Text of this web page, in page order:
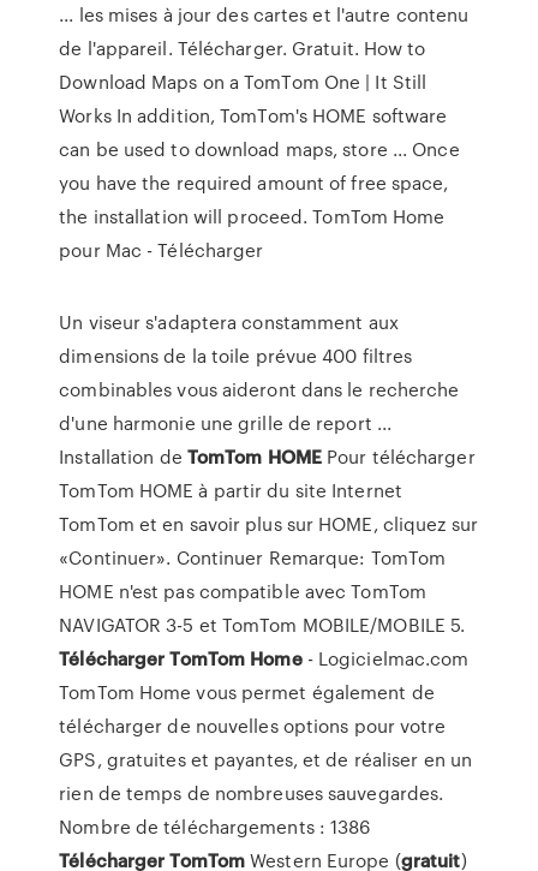
... les mises à jour des cartes et l'autre contenu
de l'appareil. Télécharger. Gratuit. How to
Download Maps on a TomTom One | It Still
Works In addition, TomTom's HOME software
can be used to download maps, store ... Once
you have the required amount of free space,
the installation will proceed. TomTom Home
pour Mac - Télécharger
Un viseur s'adaptera constamment aux
dimensions de la toile prévue 400 filtres
combinables vous aideront dans le recherche
d'une harmonie une grille de report ...
Installation de TomTom HOME Pour télécharger
TomTom HOME à partir du site Internet
TomTom et en savoir plus sur HOME, cliquez sur
«Continuer». Continuer Remarque: TomTom
HOME n'est pas compatible avec TomTom
NAVIGATOR 3-5 et TomTom MOBILE/MOBILE 5.
Télécharger TomTom Home- Logicielmac.com
TomTom Home vous permet également de
télécharger de nouvelles options pour votre
GPS, gratuites et payantes, et de réaliser en un
rien de temps de nombreuses sauvegardes.
Nombre de téléchargements : 1386
Télécharger TomTomWestern Europe (gratuit)